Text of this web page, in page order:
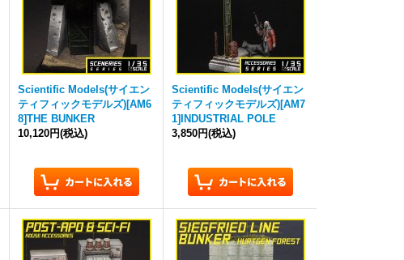
Scientific Models(サイエン
ティフィックモデルズ)[AM6
8]THE BUNKER
10,120円(税込)
Scientific Models(サイエン
ティフィックモデルズ)[AM7
1]INDUSTRIAL POLE
3,850円(税込)